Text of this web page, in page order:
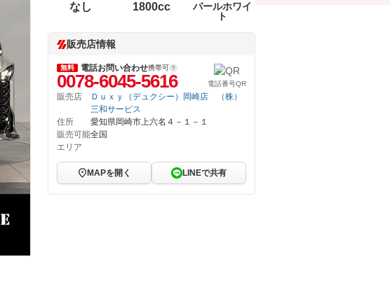
なし 1800cc
パールホワイ
ト
販売店情報
無料 電話お問い合わせ携帯可
0078-6045-5616 電話番号QR
販売店
Ｄｕｘｙ（デュクシー）岡崎店 （株）
三和サービス
住所
愛知県岡崎市上六名４－１－１
販売可能
エリア
全国
MAPを開く LINEで共有